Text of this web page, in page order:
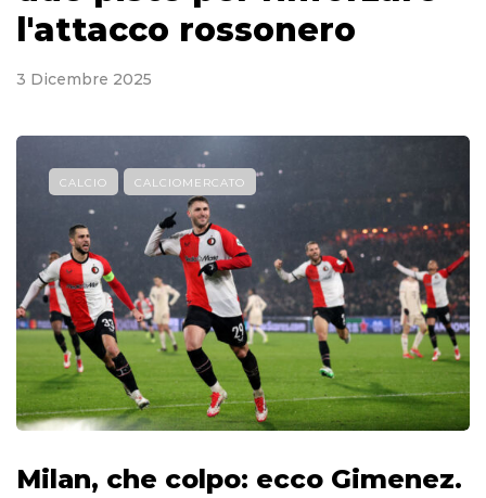
l'attacco rossonero
3 Dicembre 2025
CALCIO CALCIOMERCATO
Milan, che colpo: ecco Gimenez.